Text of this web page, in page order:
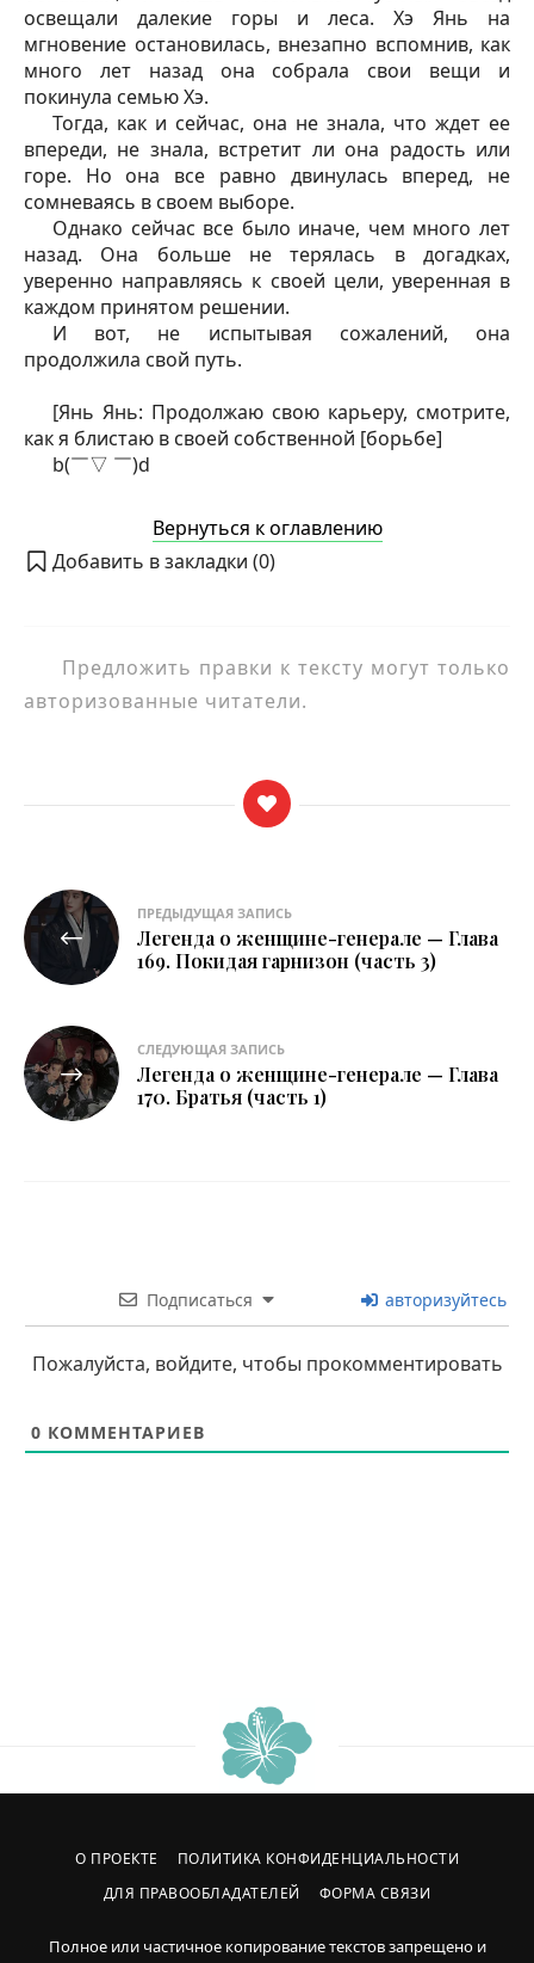
освещали далекие горы и леса. Хэ Янь на
мгновение остановилась, внезапно вспомнив, как
много лет назад она собрала свои вещи и
покинула семью Хэ.
Тогда, как и сейчас, она не знала, что ждет ее
впереди, не знала, встретит ли она радость или
горе. Но она все равно двинулась вперед, не
сомневаясь в своем выборе.
Однако сейчас все было иначе, чем много лет
назад. Она больше не терялась в догадках,
уверенно направляясь к своей цели, уверенная в
каждом принятом решении.
И вот, не испытывая сожалений, она
продолжила свой путь.
[Янь Янь: Продолжаю свою карьеру, смотрите,
как я блистаю в своей собственной [борьбе]
b(￣▽ ￣)d
Вернуться к оглавлению
Добавить в закладки (0)
Предложить правки к тексту могут только
авторизованные читатели.
Навигация
по
записям
ПРЕДЫДУЩАЯ ЗАПИСЬ
Легенда о женщине-генерале — Глава
169. Покидая гарнизон (часть 3)
СЛЕДУЮЩАЯ ЗАПИСЬ
Легенда о женщине-генерале — Глава
170. Братья (часть 1)
Подписаться авторизуйтесь
Пожалуйста, войдите, чтобы прокомментировать
0 КОММЕНТАРИЕВ
О ПРОЕКТЕ
ПОЛИТИКА КОНФИДЕНЦИАЛЬНОСТИ
ДЛЯ ПРАВООБЛАДАТЕЛЕЙ
ФОРМА СВЯЗИ
Полное или частичное копирование текстов запрещено и